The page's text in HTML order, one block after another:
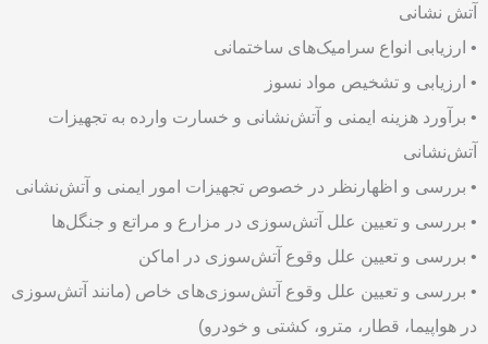
آتش نشانی
• ارزیابی انواع سرامیک‌های ساختمانی
• ارزیابی و تشخیص مواد نسوز
• برآورد هزینه ایمنی و آتش‌نشانی و خسارت وارده به تجهیزات
آتش‌نشانی
• بررسی و اظهارنظر در خصوص تجهیزات امور ایمنی و آتش‌نشانی
• بررسی و تعیین علل آتش‌سوزی در مزارع و مراتع و جنگل‌ها
• بررسی و تعیین علل وقوع آتش‌سوزی در اماکن
• بررسی و تعیین علل وقوع آتش‌سوزی‌های خاص (مانند آتش‌سوزی
در هواپیما، قطار، مترو، کشتی و خودرو)